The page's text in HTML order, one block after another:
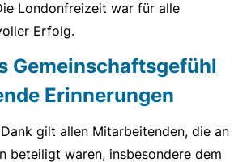
Londonfreizeit war für alle
Erfolg.
Gemeinschaftsgefühl
Erinnerungen
gilt allen Mitarbeitenden, die an
beteiligt waren, insbesondere dem